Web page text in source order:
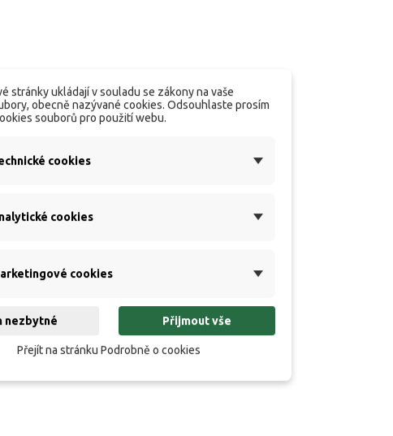
stránky ukládají v souladu se zákony na vaše
obecně nazývané cookies. Odsouhlaste prosím
souborů pro použití webu.
cookies
cookies
cookies
nezbytné Přijmout vše
Přejít na stránku Podrobně o cookies